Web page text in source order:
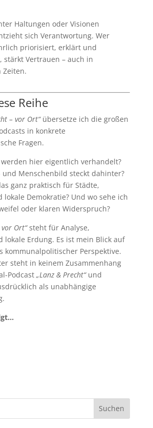
Haltungen oder Visionen
sich Verantwortung. Wer
priorisiert, erklärt und
stärkt Vertrauen – auch in
Zeiten.
Reihe
– vor Ort“ übersetze ich die großen
in konkrete
Fragen.
werden hier eigentlich verhandelt?
und Menschenbild steckt dahinter?
ganz praktisch für Städte,
lokale Demokratie? Und wo sehe ich
oder klaren Widerspruch?
Ort“ steht für Analyse,
lokale Erdung. Es ist mein Blick auf
kommunalpolitischer Perspektive.
steht in keinem Zusammenhang
Podcast „Lanz & Precht“ und
als unabhängige
Suchen